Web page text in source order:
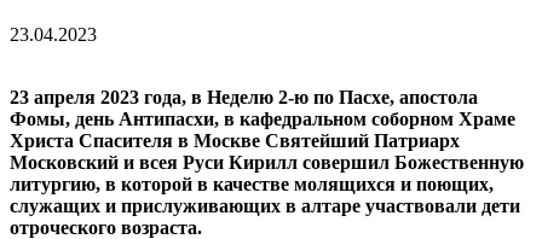
23.04.2023
23 апреля 2023 года, в Неделю 2-ю по Пасхе, апостола
Фомы, день Антипасхи, в кафедральном соборном Храме
Христа Спасителя в Москве Святейший Патриарх
Московский и всея Руси Кирилл совершил Божественную
литургию, в которой в качестве молящихся и поющих,
служащих и прислуживающих в алтаре участвовали дети
отроческого возраста.